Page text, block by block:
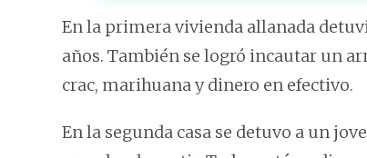
En la primera vivienda allanada
años. También se logró incautar un
crac, marihuana y dinero en efectivo.
En la segunda casa se detuvo a un